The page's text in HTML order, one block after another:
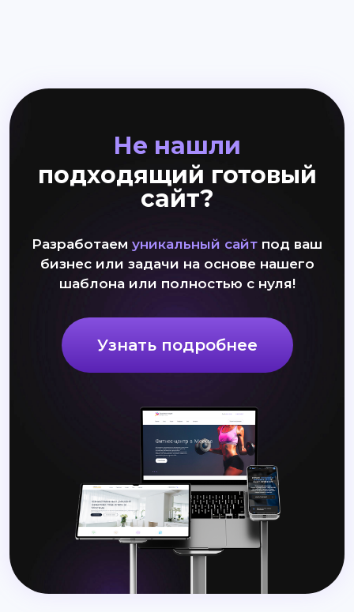
Не нашли
подходящий готовый
сайт?
Разработаем уникальный сайт под ваш
бизнес или задачи на основе нашего
шаблона или полностью с нуля!
Узнать подробнее